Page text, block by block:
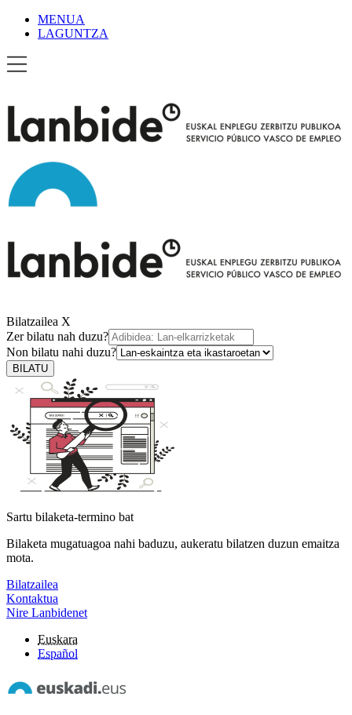
MENUA
LAGUNTZA
Bilatzailea X
Zer bilatu nah duzu?
Non bilatu nahi duzu?
BILATU
Sartu bilaketa-termino bat
Bilaketa mugatuagoa nahi baduzu, aukeratu bilatzen duzun emaitza
mota.
Bilatzailea
Kontaktua
Nire Lanbidenet
Euskara
Español